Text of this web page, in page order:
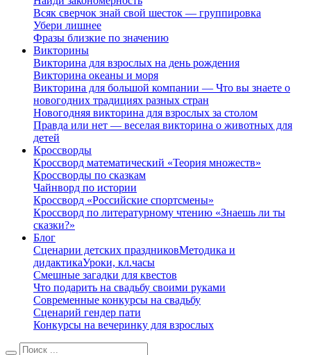
Всяк сверчок знай свой шесток — группировка
Убери лишнее
Фразы близкие по значению
Викторины
Викторина для взрослых на день рождения
Викторина океаны и моря
Викторина для большой компании — Что вы знаете о
новогодних традициях разных стран
Новогодняя викторина для взрослых за столом
Правда или нет — веселая викторина о животных для
детей
Кроссворды
Кроссворд математический «Теория множеств»
Кроссворды по сказкам
Чайнворд по истории
Кроссворд «Российские спортсмены»
Кроссворд по литературному чтению «Знаешь ли ты
сказки?»
Блог
Сценарии детских праздниковМетодика и
дидактикаУроки, кл.часы
Смешные загадки для квестов
Что подарить на свадьбу своими руками
Современные конкурсы на свадьбу
Сценарий гендер пати
Конкурсы на вечеринку для взрослых